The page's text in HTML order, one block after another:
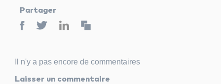
Partager
Il n'y a pas encore de commentaires
Laisser un commentaire